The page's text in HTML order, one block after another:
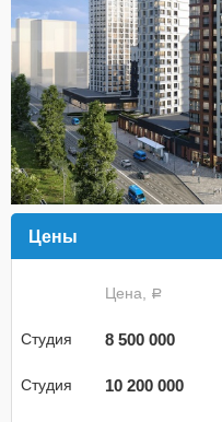
Цены
Цена, a
Студия 8 500 000
Студия 10 200 000